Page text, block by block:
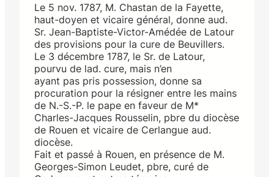
Le 5 nov. 1787, M. Chastan de la Fayette,
haut-doyen et vicaire général, donne aud.
Sr. Jean-Baptiste-Victor-Amédée de Latour
des provisions pour la cure de Beuvillers.
Le 3 décembre 1787, le Sr. de Latour,
pourvu de lad. cure, mais n’en
ayant pas pris possession, donne sa
procuration pour la résigner entre les mains
de N.-S.-P. le pape en faveur de M*
Charles-Jacques Rousselin, pbre du diocèse
de Rouen et vicaire de Cerlangue aud.
diocèse.
Fait et passé à Rouen, en présence de M.
Georges-Simon Leudet, pbre, curé de